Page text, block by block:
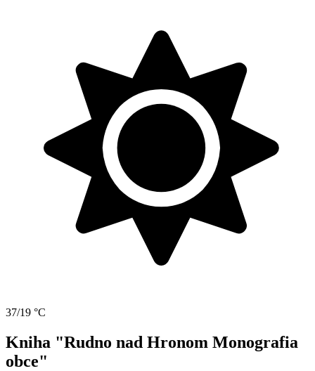
37/19 °C
Kniha "Rudno nad Hronom Monografia
obce"